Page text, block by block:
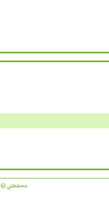
محفظتي © 2026 | تطوير: